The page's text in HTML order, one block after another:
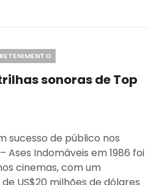
sonoras de Top
sucesso de público nos
Ases Indomáveis em 1986 foi
cinemas, com um